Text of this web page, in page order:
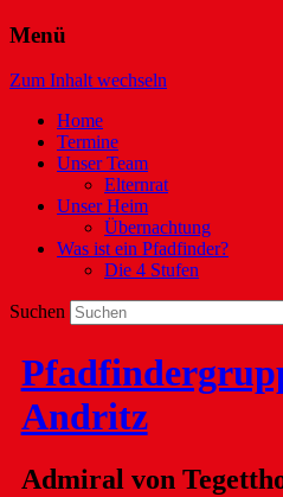
Menü
Zum Inhalt wechseln
Home
Termine
Unser Team
Elternrat
Unser Heim
Übernachtung
Was ist ein Pfadfinder?
Die 4 Stufen
Suchen
Andritz
Admiral von